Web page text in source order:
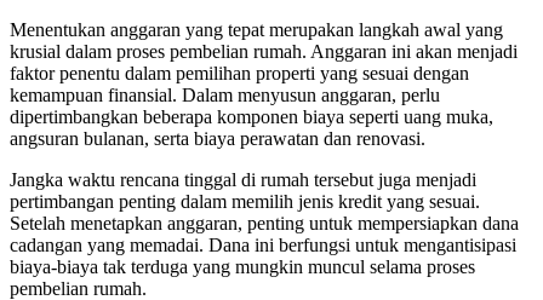
Menentukan anggaran yang tepat merupakan langkah awal yang
krusial dalam proses pembelian rumah. Anggaran ini akan menjadi
faktor penentu dalam pemilihan properti yang sesuai dengan
kemampuan finansial. Dalam menyusun anggaran, perlu
dipertimbangkan beberapa komponen biaya seperti uang muka,
angsuran bulanan, serta biaya perawatan dan renovasi.
Jangka waktu rencana tinggal di rumah tersebut juga menjadi
pertimbangan penting dalam memilih jenis kredit yang sesuai.
Setelah menetapkan anggaran, penting untuk mempersiapkan dana
cadangan yang memadai. Dana ini berfungsi untuk mengantisipasi
biaya-biaya tak terduga yang mungkin muncul selama proses
pembelian rumah.